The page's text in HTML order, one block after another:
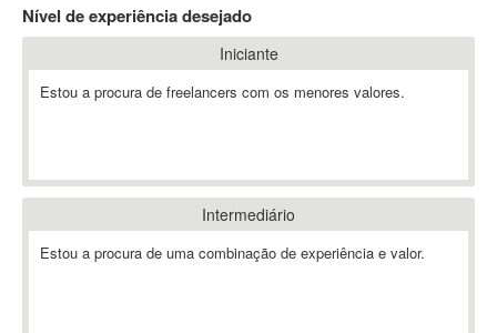
802.11
A-GPS
ABAP
Abaqus
ABBYY FineReader
Nível de experiência desejado
Iniciante
Estou a procura de freelancers com os menores valores.
Intermediário
Estou a procura de uma combinação de experiência e valor.